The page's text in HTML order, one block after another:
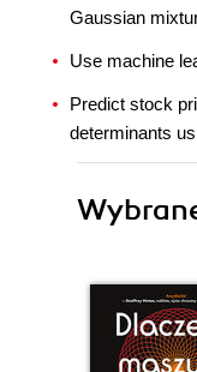
Gaussian
Use machine
Predict stock
determinants